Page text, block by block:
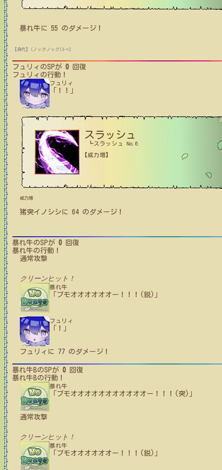
暴れ牛 に 55 のダメージ！
【身代】(ノックノック)3→2
フュリィ のSPが 0 回復
フュリィ の行動！
フュリィ
「！！」
スラッシュ
┗スラッシュ No.6
【威力増】
威力増
猪突イノシシ に 64のダメージ！
暴れ牛のSPが 0 回復
暴れ牛の行動！
通常攻撃
クリーンヒット！
暴れ牛
「ブモオオオオオオー！！！(鋭)」
フュリィ
「！」
フュリィ に 77 のダメージ！
暴れ牛BのSPが 0 回復
暴れ牛Bの行動！
暴れ牛
「ブモオオオオオオオオオオオー！！！(突)」
通常攻撃
クリーンヒット！
暴れ牛
「ブモオオオオオオー！！！(鋭)」